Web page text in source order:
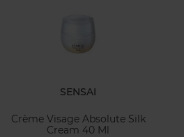
SENSAI
Crème Visage Absolute Silk
Cream 40 Ml